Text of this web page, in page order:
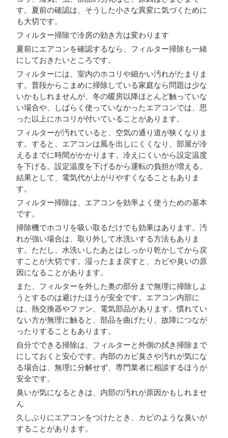
す。夏前の確認は、そうした小さな異変に気づくために
も大切です。
フィルター掃除で冷房の効き方は変わります
夏前にエアコンを確認するなら、フィルター掃除も一緒
にしておきたいところです。
フィルターには、室内のホコリや細かい汚れがたまりま
す。普段からこまめに掃除している家庭なら問題は少な
いかもしれませんが、冬の暖房以降ほとんど触っていな
い場合や、しばらく使っていなかったエアコンでは、思
った以上にホコリが付いていることがあります。
フィルターが汚れていると、空気の通り道が狭くなりま
す。すると、エアコンは風を出しにくくなり、部屋が冷
えるまでに時間がかかります。冷えにくいから設定温度
を下げる。設定温度を下げるから運転の負担が増える。
結果として、電気代が上がりやすくなることもありま
す。
フィルター掃除は、エアコンを効率よく使うための基本
です。
掃除機でホコリを吸い取るだけでも効果はあります。汚
れが強い場合は、取り外して水洗いする方法もありま
す。ただし、水洗いしたあとはしっかり乾かしてから戻
すことが大切です。湿ったまま戻すと、カビや臭いの原
因になることがあります。
また、フィルターを外した奥の部分まで無理に掃除しよ
うとするのは避けたほうが安全です。エアコン内部に
は、熱交換器やファン、電気部品があります。慣れてい
ない方が無理に触ると、部品を曲げたり、故障につなが
ったりすることもあります。
自分でできる掃除は、フィルターと外側の拭き掃除まで
にしておくと安心です。内部のカビ臭さや汚れが気にな
る場合は、無理に分解せず、専門業者に相談するほうが
安全です。
臭いが気になるときは、内部の汚れが原因かもしれませ
ん
久しぶりにエアコンをつけたとき、カビのような臭いが
することがあります。